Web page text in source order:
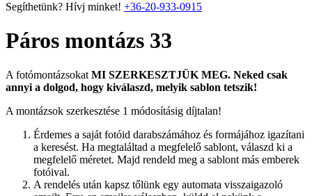
Segíthetünk? Hívj minket! +36-20-933-0915
Páros montázs 33
A fotómontázsokat MI SZERKESZTJÜK MEG. Neked csak
annyi a dolgod, hogy kiválaszd, melyik sablon tetszik!
A montázsok szerkesztése 1 módosításig díjtalan!
Érdemes a saját fotóid darabszámához és formájához igazítani
a keresést. Ha megtaláltad a megfelelő sablont, válaszd ki a
megfelelő méretet. Majd rendeld meg a sablont más emberek
fotóival.
A rendelés után kapsz tőlünk egy automata visszaigazoló